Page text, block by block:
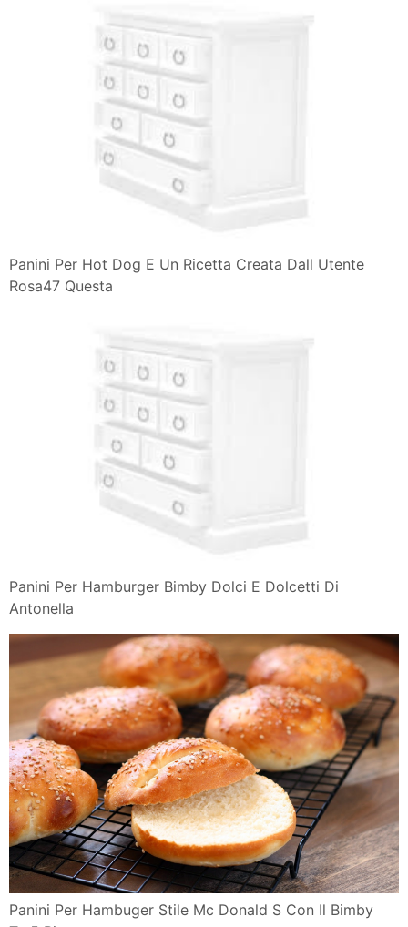
Panini Per Hot Dog E Un Ricetta Creata Dall Utente
Rosa47 Questa
Panini Per Hamburger Bimby Dolci E Dolcetti Di
Antonella
Panini Per Hambuger Stile Mc Donald S Con Il Bimby